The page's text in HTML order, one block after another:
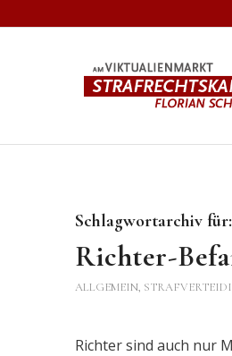
Schlagwortarchiv für:
Richter-
ALLGEMEIN,
Richter sind auch nur